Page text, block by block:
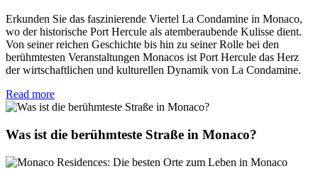
Erkunden Sie das faszinierende Viertel La Condamine in Monaco,
wo der historische Port Hercule als atemberaubende Kulisse dient.
Von seiner reichen Geschichte bis hin zu seiner Rolle bei den
berühmtesten Veranstaltungen Monacos ist Port Hercule das Herz
der wirtschaftlichen und kulturellen Dynamik von La Condamine.
Read more
Was ist die berühmteste Straße in Monaco?